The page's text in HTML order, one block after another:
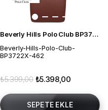
Beverly Hills Polo Club BP3722X.462 Erkek Kol Saati
Beverly-Hills-Polo-Club-
BP3722X-462
₺5.398,00
₺5.399,00
SEPETE EKLE